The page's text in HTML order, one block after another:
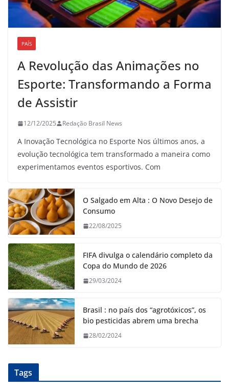
PAÍS
A Revolução das Animações no
Esporte: Transformando a Forma
de Assistir
12/12/2025 Redação Brasil News
A Inovação Tecnológica no Esporte Nos últimos anos, a
evolução tecnológica tem transformado a maneira como
experimentamos eventos esportivos. Com
O Salgado em Alta : O Novo Desejo de
Consumo
22/08/2025
FIFA divulga o calendário completo da
Copa do Mundo de 2026
29/03/2024
Brasil : no país dos “agrotóxicos”, os
bio pesticidas abrem uma brecha
28/02/2024
Tags